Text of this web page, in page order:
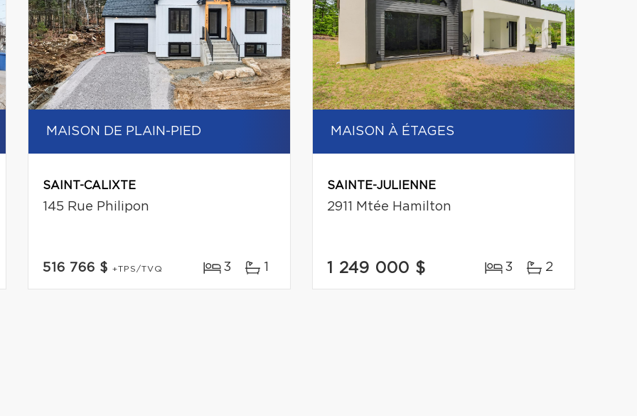
MAISON DE PLAIN-PIED
SAINT-CALIXTE
145 Rue Philipon
516 766 $ +TPS/TVQ 3 1
MAISON À ÉTAGES
SAINTE-JULIENNE
2911 Mtée Hamilton
1 249 000 $ 3 2